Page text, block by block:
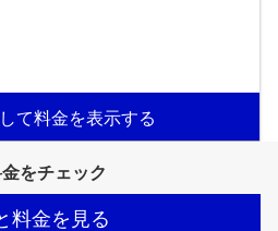
て料金を表示する
をチェック
料金を見る